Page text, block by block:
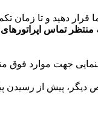
قرار دهید و تا زمان
منتظر تماس
جهت موارد فوق
پیش از رسیدن